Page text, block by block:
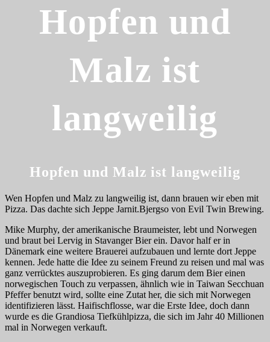
Hopfen und
Malz ist
langweilig
Hopfen und Malz ist langweilig
Wen Hopfen und Malz zu langweilig ist, dann brauen wir eben mit
Pizza. Das dachte sich Jeppe Jarnit.Bjergso von Evil Twin Brewing.
Mike Murphy, der amerikanische Braumeister, lebt und Norwegen
und braut bei Lervig in Stavanger Bier ein. Davor half er in
Dänemark eine weitere Brauerei aufzubauen und lernte dort Jeppe
kennen. Jede hatte die Idee zu seinem Freund zu reisen und mal was
ganz verrücktes auszuprobieren. Es ging darum dem Bier einen
norwegischen Touch zu verpassen, ähnlich wie in Taiwan Secchuan
Pfeffer benutzt wird, sollte eine Zutat her, die sich mit Norwegen
identifizieren lässt. Haifischflosse, war die Erste Idee, doch dann
wurde es die Grandiosa Tiefkühlpizza, die sich im Jahr 40 Millionen
mal in Norwegen verkauft.